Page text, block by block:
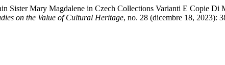
Sister Mary Magdalene in Czech Collections Varianti E Copie Di
on the Value of Cultural Heritage, no. 28 (dicembre 18, 2023):